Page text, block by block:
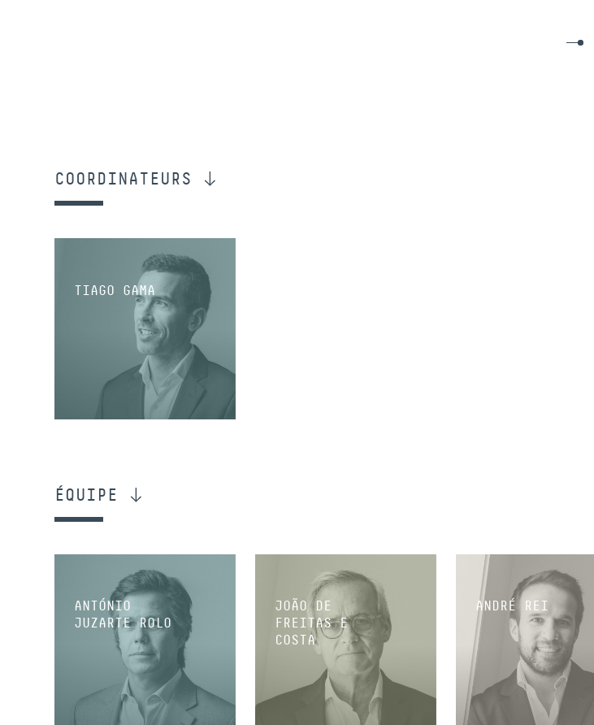
COORDINATEURS
TIAGO GAMA
ÉQUIPE
ANTÓNIO
JUZARTE ROLO
JOÃO DE
FREITAS E
COSTA
ANDRÉ REI